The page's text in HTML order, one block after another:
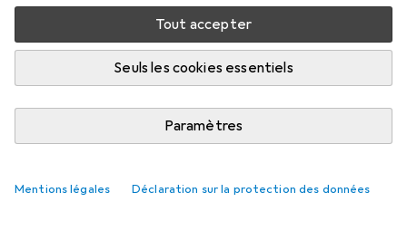
Tout accepter
Seuls les cookies essentiels
Paramètres
Mentions légales Déclaration sur la protection des données
Cylindres de serrure les plus vendus